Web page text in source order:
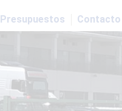
Presupuestos Contacto